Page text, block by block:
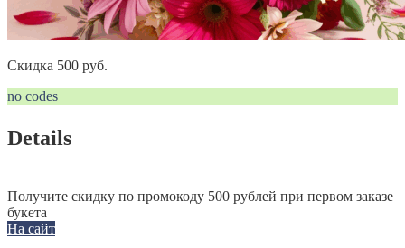
Скидка 500 руб.
no codes
Details
Получите скидку по промокоду 500 рублей при первом заказе
букета
На сайт